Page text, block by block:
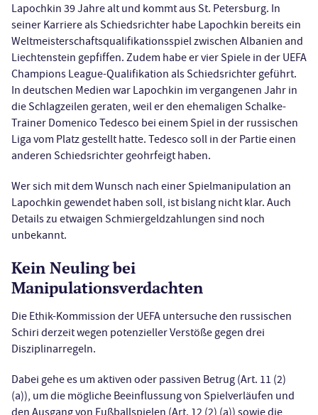
Lapochkin 39 Jahre alt und kommt aus St. Petersburg. In
seiner Karriere als Schiedsrichter habe Lapochkin bereits ein
Weltmeisterschaftsqualifikationsspiel zwischen Albanien and
Liechtenstein gepfiffen. Zudem habe er vier Spiele in der UEFA
Champions League-Qualifikation als Schiedsrichter geführt.
In deutschen Medien war Lapochkin im vergangenen Jahr in
die Schlagzeilen geraten, weil er den ehemaligen Schalke-
Trainer Domenico Tedesco bei einem Spiel in der russischen
Liga vom Platz gestellt hatte. Tedesco soll in der Partie einen
anderen Schiedsrichter geohrfeigt haben.
Wer sich mit dem Wunsch nach einer Spielmanipulation an
Lapochkin gewendet haben soll, ist bislang nicht klar. Auch
Details zu etwaigen Schmiergeldzahlungen sind noch
unbekannt.
Kein Neuling bei
Manipulationsverdachten
Die Ethik-Kommission der UEFA untersuche den russischen
Schiri derzeit wegen potenzieller Verstöße gegen drei
Disziplinarregeln.
Dabei gehe es um aktiven oder passiven Betrug (Art. 11 (2)
(a)), um die mögliche Beeinflussung von Spielverläufen und
den Ausgang von Fußballspielen (Art. 12 (2) (a)) sowie die